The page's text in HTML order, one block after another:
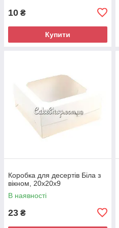
10 ₴
Купити
Коробка для десертів Біла з
вікном, 20х20х9
В наявності
23 ₴